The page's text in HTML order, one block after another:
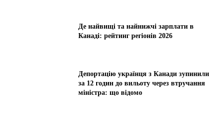
Де найвищі та найнижчі зарплати в
Канаді: рейтинг регіонів 2026
Депортацію українця з Канади зупинили
за 12 годин до вильоту через втручання
міністра: що відомо